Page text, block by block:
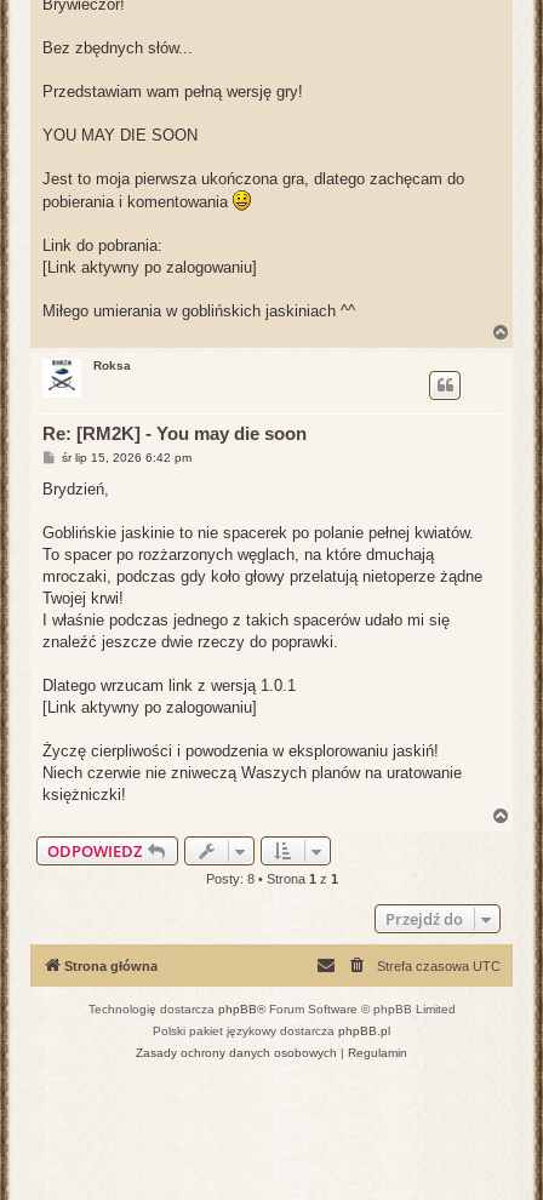
t
Brywieczór!
Bez zbędnych słów...
Przedstawiam wam pełną wersję gry!
YOU MAY DIE SOON
Jest to moja pierwsza ukończona gra, dlatego zachęcam do
pobierania i komentowania
Link do pobrania:
[Link aktywny po zalogowaniu]
Miłego umierania w goblińskich jaskiniach ^^
a
Roksa
Re: [RM2K] - You may die soon
P
s
t
śr lip 15, 2026 6:42 pm
Brydzień,
Goblińskie jaskinie to nie spacerek po polanie pełnej kwiatów.
To spacer po rozżarzonych węglach, na które dmuchają
mroczaki, podczas gdy koło głowy przelatują nietoperze żądne
Twojej krwi!
I właśnie podczas jednego z takich spacerów udało mi się
znaleźć jeszcze dwie rzeczy do poprawki.
Dlatego wrzucam link z wersją 1.0.1
[Link aktywny po zalogowaniu]
Życzę cierpliwości i powodzenia w eksplorowaniu jaskiń!
Niech czerwie nie zniweczą Waszych planów na uratowanie
księżniczki!
ODPOWIEDZ
Posty: 8 • Strona 1 z 1
Przejdź do
Strona główna Strefa czasowa UTC
Technologię dostarcza phpBB® Forum Software © phpBB Limited
Polski pakiet językowy dostarcza phpBB.pl
Zasady ochrony danych osobowych | Regulamin